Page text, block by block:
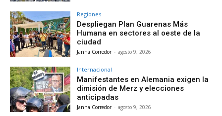
Regiones
Despliegan Plan Guarenas Más
Humana en sectores al oeste de la
ciudad
Janna Corredor - agosto 9, 2026
Internacional
Manifestantes en Alemania exigen la
dimisión de Merz y elecciones
anticipadas
Janna Corredor - agosto 9, 2026